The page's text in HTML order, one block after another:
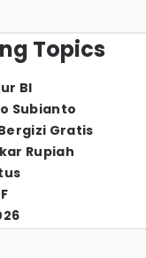
Topics
BI
Subianto
Gratis
Rupiah